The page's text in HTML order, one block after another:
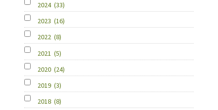
2024 (33)
2023 (16)
2022 (8)
2021 (5)
2020 (24)
2019 (3)
2018 (8)